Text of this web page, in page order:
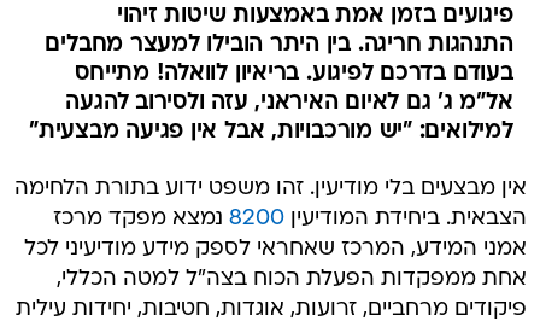
פיגועים בזמן אמת באמצעות שיטות זיהוי
התנהגות חריגה. בין היתר הובילו למעצר מחבלים
בעודם בדרכם לפיגוע. בריאיון לוואלה! מתייחס
אל"מ ג' גם לאיום האיראני, עזה ולסירוב להגעה
למילואים: "יש מורכבויות, אבל אין פגיעה מבצעית"
אין מבצעים בלי מודיעין. זהו משפט ידוע בתורת הלחימה
הצבאית. ביחידת המודיעין8200 נמצא מפקד מרכז
אמני המידע, המרכז שאחראי לספק מידע מודיעיני לכל
אחת ממפקדות הפעלת הכוח בצה"ל למטה הכללי,
פיקודים מרחביים, זרועות, אוגדות, חטיבות, יחידות עילית